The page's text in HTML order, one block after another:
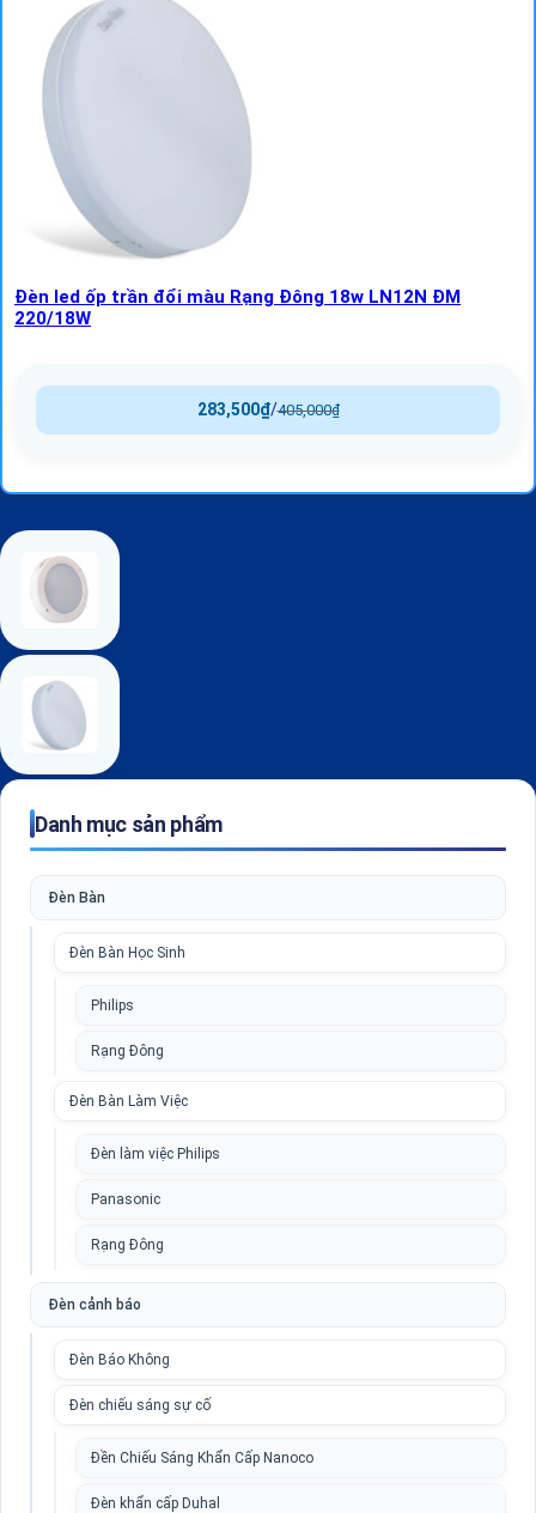
Đèn led ốp trần đổi màu Rạng Đông 18w LN12N ĐM
220/18W
405,000₫
/
283,500₫
Danh mục sản phẩm
Đèn Bàn
Đèn Bàn Học Sinh
Philips
Rạng Đông
Đèn Bàn Làm Việc
Đèn làm việc Philips
Panasonic
Rạng Đông
Đèn cảnh báo
Đèn Báo Không
Đèn chiếu sáng sự cố
Đền Chiếu Sáng Khẩn Cấp Nanoco
Đèn khẩn cấp Duhal